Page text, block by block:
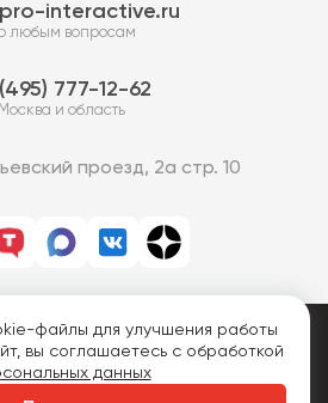
interactive.ru
любым вопросам
777-12-62
Москва и область
проезд, 2а стр. 10
© 2013-2026.
права защищены.
файлы для улучшения работы
вы соглашаетесь с обработкой
данных